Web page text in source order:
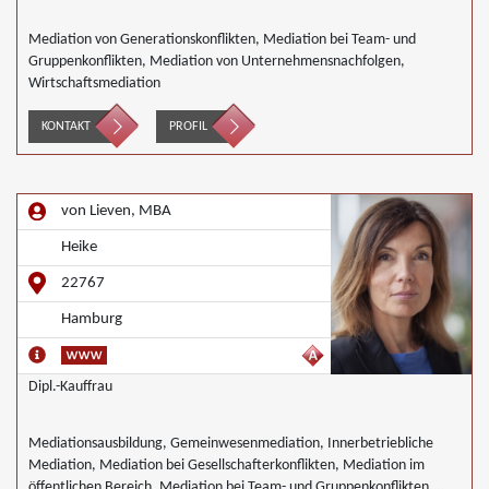
Mediation von Generationskonflikten, Mediation bei Team- und
Gruppenkonflikten, Mediation von Unternehmensnachfolgen,
Wirtschaftsmediation
KONTAKT PROFIL
von Lieven, MBA
Heike
22767
Hamburg
Dipl.-Kauffrau
Mediationsausbildung, Gemeinwesenmediation, Innerbetriebliche
Mediation, Mediation bei Gesellschafterkonflikten, Mediation im